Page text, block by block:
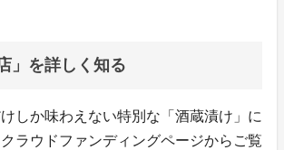
」を詳しく知る
しか味わえない特別な「酒蔵漬け」に
ラウドファンディングページからご覧